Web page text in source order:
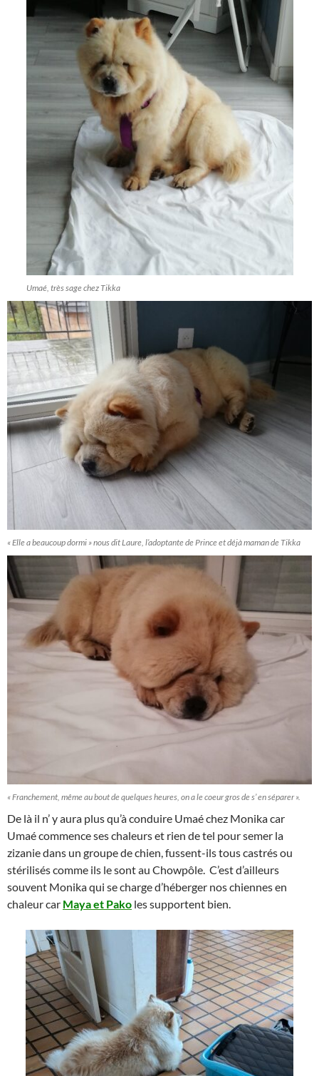
Umaé, très sage chez Tikka
« Elle a beaucoup dormi » nous dit Laure, l’adoptante de Prince et déjà maman de Tikka
« Franchement, même au bout de quelques heures, on a le coeur gros de s’ en séparer ».
De là il n’ y aura plus qu’à conduire Umaé chez Monika car
Umaé commence ses chaleurs et rien de tel pour semer la
zizanie dans un groupe de chien, fussent-ils tous castrés ou
stérilisés comme ils le sont au Chowpôle. C’est d’ailleurs
souvent Monika qui se charge d’héberger nos chiennes en
chaleur car Maya et Pako les supportent bien.